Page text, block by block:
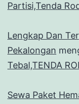
Partisi,Tenda
Lengkap Dan
Pekalongan
Tebal,TENDA
Sewa Paket